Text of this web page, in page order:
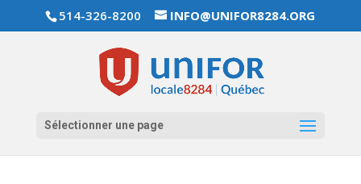
514-326-8200 INFO@UNIFOR8284.ORG
Sélectionner une page